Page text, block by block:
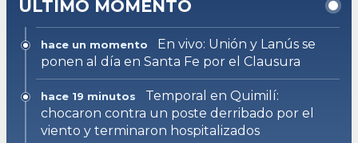
ULTIMO MOMENTO
hace un momento
En vivo: Unión y Lanús se
ponen al día en Santa Fe por el Clausura
hace 19 minutos
Temporal en Quimilí:
chocaron contra un poste derribado por el
viento y terminaron hospitalizados